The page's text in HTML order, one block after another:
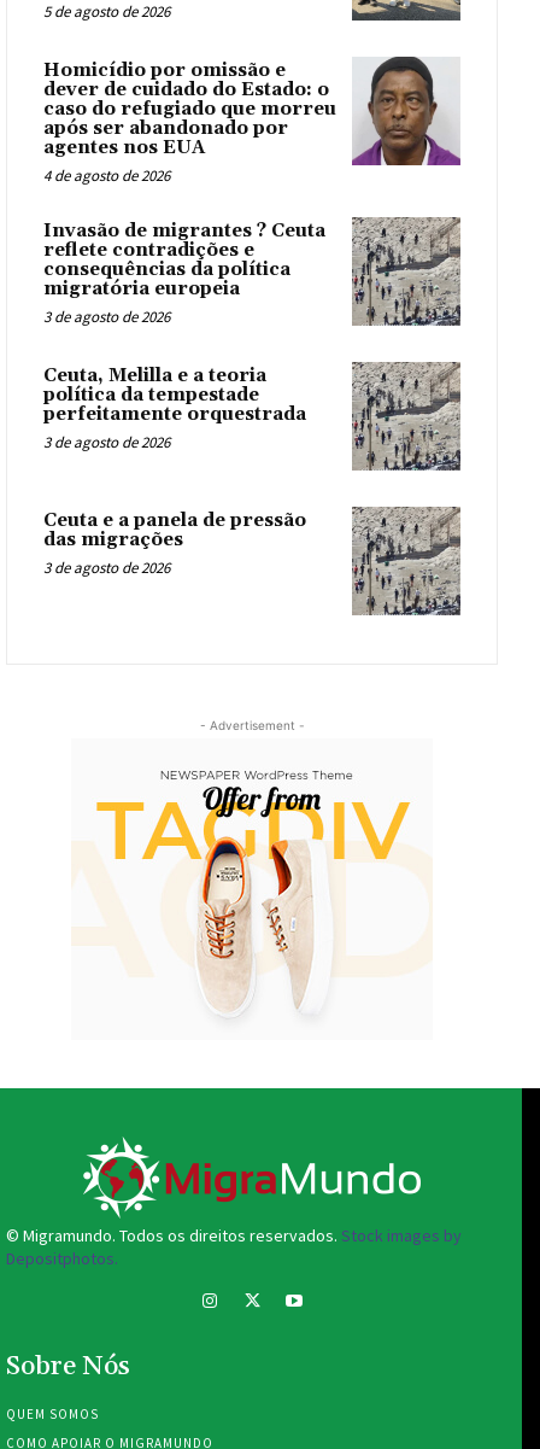
5 de agosto de 2026
Homicídio por omissão e
dever de cuidado do Estado: o
caso do refugiado que morreu
após ser abandonado por
agentes nos EUA
4 de agosto de 2026
Invasão de migrantes ? Ceuta
reflete contradições e
consequências da política
migratória europeia
3 de agosto de 2026
Ceuta, Melilla e a teoria
política da tempestade
perfeitamente orquestrada
3 de agosto de 2026
Ceuta e a panela de pressão
das migrações
3 de agosto de 2026
- Advertisement -
© Migramundo. Todos os direitos reservados. Stock images by
Depositphotos.
Sobre Nós
QUEM SOMOS
COMO APOIAR O MIGRAMUNDO